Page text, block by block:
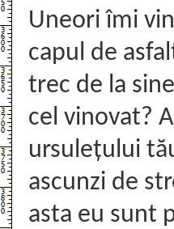
Uneori îmi
capul de
trec de la
cel vinovat?
ursulețului
ascunzi de
asta eu sunt